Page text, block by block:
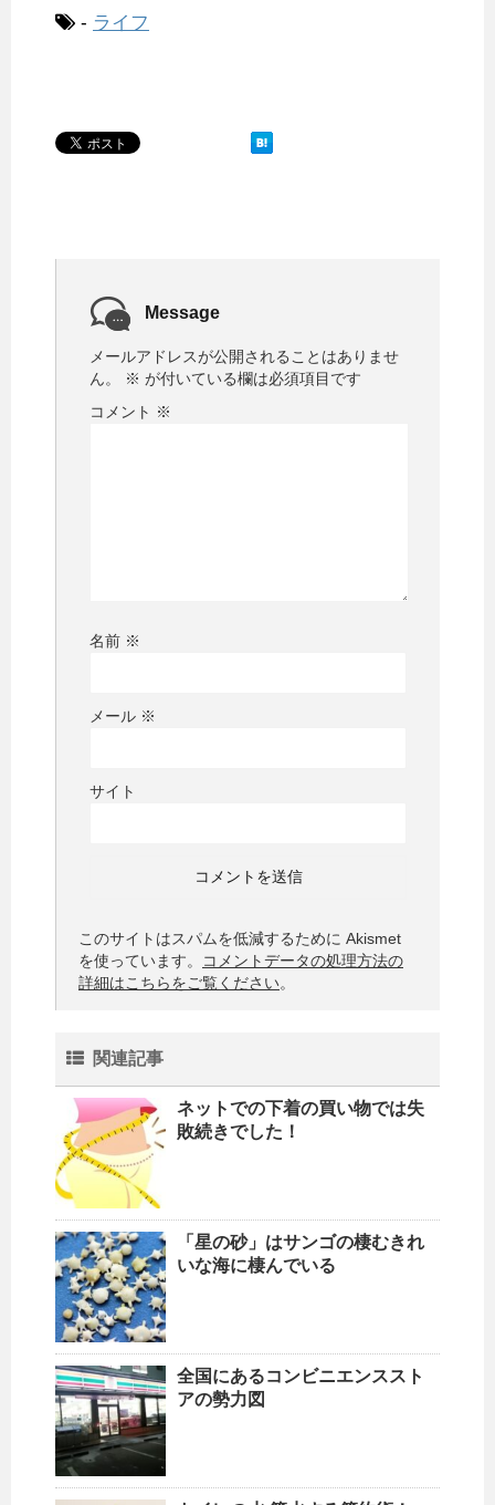
- ライフ
Message
メールアドレスが公開されることはありませ
ん。
※ が付いている欄は必須項目です
コメント ※
名前 ※
メール ※
サイト
このサイトはスパムを低減するために Akismet
を使っています。
コメントデータの処理方法の
詳細はこちらをご覧ください。
関連記事
ネットでの下着の買い物では失
敗続きでした！
「星の砂」はサンゴの棲むきれ
いな海に棲んでいる
全国にあるコンビニエンススト
アの勢力図